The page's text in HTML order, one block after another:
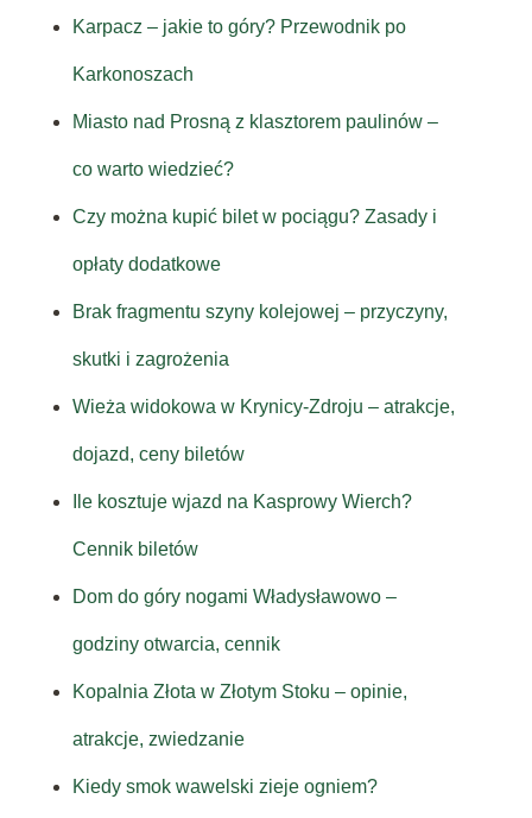
Karpacz – jakie to góry? Przewodnik po
Karkonoszach
Miasto nad Prosną z klasztorem paulinów –
co warto wiedzieć?
Czy można kupić bilet w pociągu? Zasady i
opłaty dodatkowe
Brak fragmentu szyny kolejowej – przyczyny,
skutki i zagrożenia
Wieża widokowa w Krynicy-Zdroju – atrakcje,
dojazd, ceny biletów
Ile kosztuje wjazd na Kasprowy Wierch?
Cennik biletów
Dom do góry nogami Władysławowo –
godziny otwarcia, cennik
Kopalnia Złota w Złotym Stoku – opinie,
atrakcje, zwiedzanie
Kiedy smok wawelski zieje ogniem?